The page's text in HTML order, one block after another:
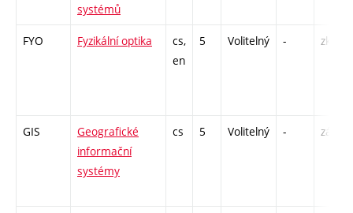
systémů
FYO Fyzikální optika
cs,
en
5 Volitelný - zk
GIS
Geografické
informační
systémy
cs 5 Volitelný - zá,zk